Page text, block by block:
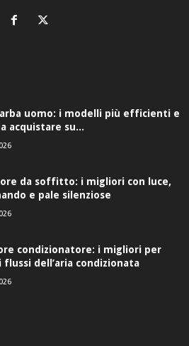
uomo: i modelli più efficienti e
acquistare su...
da soffitto: i migliori con luce,
e pale silenziose
condizionatore: i migliori per
flussi dell’aria condizionata